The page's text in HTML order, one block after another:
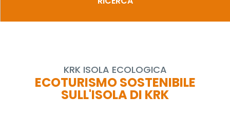
KRK ISOLA ECOLOGICA
ECOTURISMO SOSTENIBILE
SULL'ISOLA DI KRK